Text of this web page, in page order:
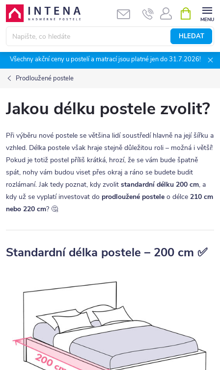
Přejít
obsah
HLEDAT
NÁKUPNÍ
KOŠÍK
Všechny akční ceny u postelí a matrací jsou platné jen do 31.7.2026!
Prodloužené postele
Jakou délku postele zvolit?
Při výběru nové postele se většina lidí soustředí hlavně na její šířku a
vzhled. Délka postele však hraje stejně důležitou roli – možná i větší!
Pokud je totiž postel příliš krátká, hrozí, že se vám bude špatně
spát, nohy vám budou viset přes okraj a ráno se budete budit
rozlámaní. Jak tedy poznat, kdy zvolit standardní délku 200 cm, a
kdy už se vyplatí investovat do prodloužené postele o délce 210 cm
nebo 220 cm? 🤔
Standardní délka postele – 200 cm ✅